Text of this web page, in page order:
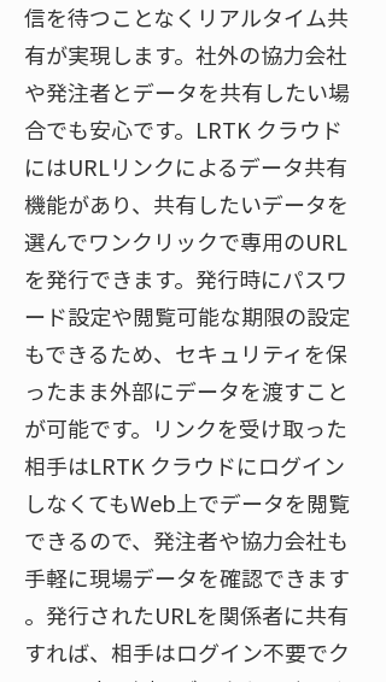
信を待つことなくリアルタイム共
有が実現します。社外の協力会社
や発注者とデータを共有したい場
合でも安心です。LRTK クラウド
にはURLリンクによるデータ共有
機能があり、共有したいデータを
選んでワンクリックで専用のURL
を発行できます​。発行時にパスワ
ード設定や閲覧可能な期限の設定
もできるため、セキュリティを保
ったまま外部にデータを渡すこと
が可能です​。リンクを受け取った
相手はLRTK クラウドにログイン
しなくてもWeb上でデータを閲覧
できるので、発注者や協力会社も
手軽に現場データを確認できます​
。発行されたURLを関係者に共有
すれば、相手はログイン不要でク